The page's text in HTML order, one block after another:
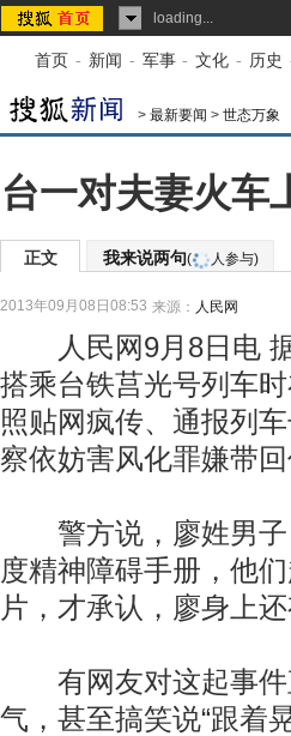
loading...
首页 - 新闻 - 军事 - 文化 - 历史
> 最新要闻 > 世态万象
台一对夫妻火车
正文 我来说两句( 人参与)
2013年09月08日08:53 来源： 人民网
人民网9月8日电 据
搭乘台铁莒光号列车
照贴网疯传、通报列
察依妨害风化罪嫌带回
警方说，廖姓男子
度精神障碍手册，他
片，才承认，廖身上
有网友对这起事件
气，甚至搞笑说“跟着